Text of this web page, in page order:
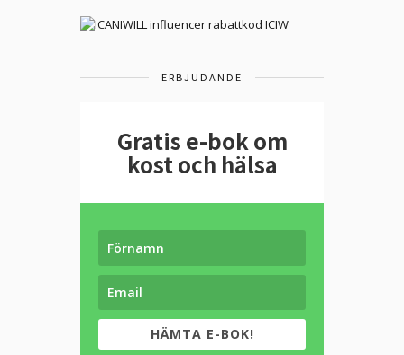
ERBJUDANDE
Gratis e-bok om
kost och hälsa
HÄMTA E-BOK!